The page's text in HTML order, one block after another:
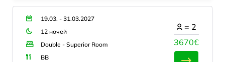
19.03. - 31.03.2027
12 ночей
Double - Superior Room
BB
3670€
= 2